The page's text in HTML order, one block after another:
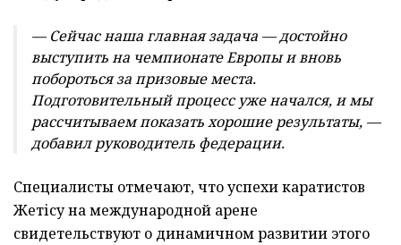
— Сейчас наша главная задача — достойно
выступить на чемпионате Европы и вновь
побороться за призовые места.
Подготовительный процесс уже начался, и мы
рассчитываем показать хорошие результаты, —
добавил руководитель федерации.
Специалисты отмечают, что успехи каратистов
Жетісу на международной арене
свидетельствуют о динамичном развитии этого